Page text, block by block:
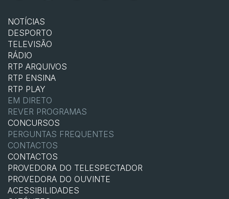
NOTÍCIAS
DESPORTO
TELEVISÃO
RÁDIO
RTP ARQUIVOS
RTP ENSINA
RTP PLAY
EM DIRETO
REVER PROGRAMAS
CONCURSOS
PERGUNTAS FREQUENTES
CONTACTOS
CONTACTOS
PROVEDORA DO TELESPECTADOR
PROVEDORA DO OUVINTE
ACESSIBILIDADES